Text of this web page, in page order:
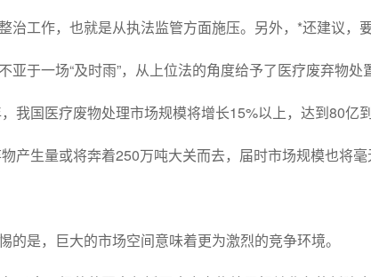
治工作，也就是从执法监管方面施压。另外，*还建议
亚于一场“及时雨”，从上位法的角度给予了医疗废弃物处
我国医疗废物处理市场规模将增长15%以上，达到80亿
产生量或将奔着250万吨大关而去，届时市场规模也将
的是，巨大的市场空间意味着更为激烈的竞争环境。